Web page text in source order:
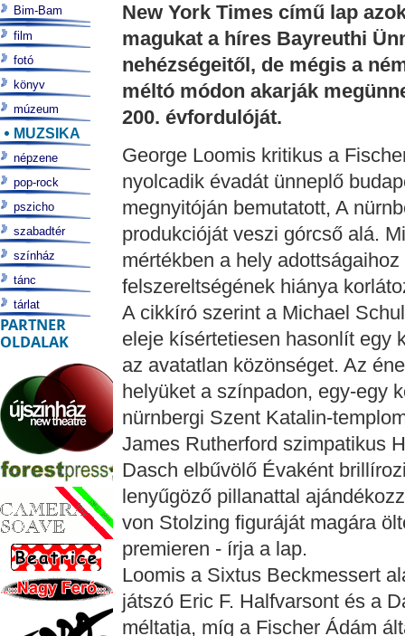
New York Times című lap
magukat a híres Bayreuthi
nehézségeitől, de mégis a
méltó módon akarják
200. évfordulóját.
George Loomis kritikus a
nyolcadik évadát ünneplő
megnyitóján bemutatott, A
produkcióját veszi górcső alá.
mértékben a hely
felszereltségének hiánya
A cikkíró szerint a Michael
eleje kísértetiesen hasonlít egy
az avatatlan közönséget. Az
helyüket a színpadon, egy-egy
nürnbergi Szent Katalin-
James Rutherford szimpatikus
Dasch elbűvölő Évaként
lenyűgöző pillanattal
von Stolzing figuráját magára
premieren - írja a lap.
Loomis a Sixtus Beckmessert
játszó Eric F. Halfvarsont és a
méltatja, míg a Fischer Ádám
Bim-Bam
film
fotó
könyv
múzeum
MUZSIKA
népzene
pop-rock
pszicho
szabadtér
színház
tánc
tárlat
PARTNER
OLDALAK